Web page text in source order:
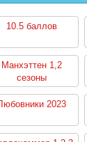
10.5 баллов
Манхэттен 1,2
сезоны
2023